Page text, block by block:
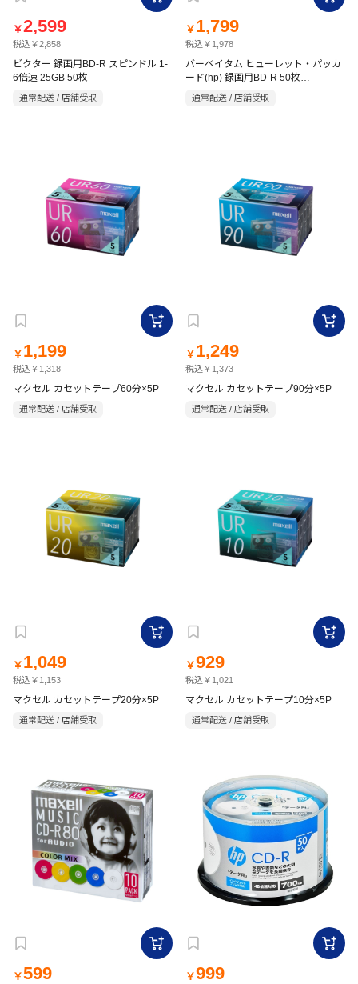
￥2,599
税込￥2,858
ビクター 録画用BD-R スピンドル 1-
6倍速 25GB 50枚
通常配送 / 店舗受取
￥ 1,799
税込￥1,978
バーベイタム ヒューレット・パッカ
ード(hp) 録画用BD-R 50枚
通常配送 / 店舗受取
￥ 1,199
税込￥1,318
マクセル カセットテープ60分×5P
通常配送 / 店舗受取
￥ 1,249
税込￥1,373
マクセル カセットテープ90分×5P
通常配送 / 店舗受取
￥ 1,049
税込￥1,153
マクセル カセットテープ20分×5P
通常配送 / 店舗受取
￥929
税込￥1,021
マクセル カセットテープ10分×5P
通常配送 / 店舗受取
￥599 ￥999